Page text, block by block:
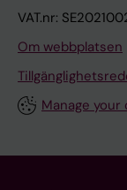
VAT.nr:
Om webbplatsen
Manage your